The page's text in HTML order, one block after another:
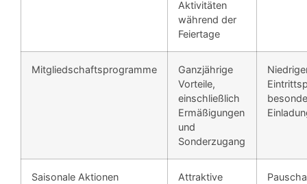
Aktivitäten
während der
Feiertage
Mitgliedschaftsprogramme
Ganzjährige
Vorteile,
einschließlich
Ermäßigungen
und
Sonderzugang
Saisonale Aktionen
Attraktive